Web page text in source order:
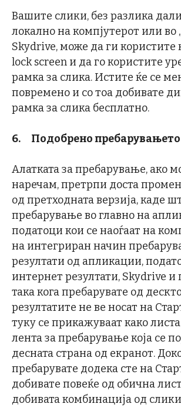
Вашите слики, без разлика
локално на компјутерот или во
Skydrive, може да ги користите
lock screen и да го користите
рамка за слика. Истите ќе се
повремено и со тоа добивате
рамка за слика бесплатно.
6. Подобрено
Алатката за пребарување, ако
наречам, претрпи доста
од претходната верзија, каде
пребарување во главно на
податоци кои се наоѓаат на
на интегриран начин
резултати од апликации,
интернет резултати, Skydrive и
така кога пребарувате од
резултатите не ве носат на
туку се прикажуваат како
лента за пребарување која се
десната страна од екранот.
пребарувате додека сте на
добивате повеќе од обична
добивата комбинација од